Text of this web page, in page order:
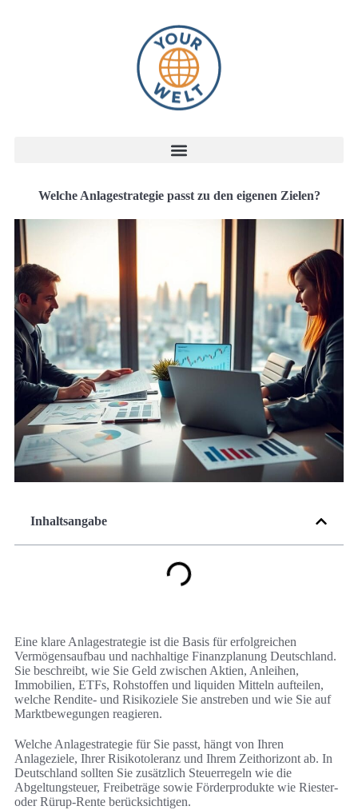
Welche Anlagestrategie passt zu den eigenen Zielen?
Inhaltsangabe
Eine klare Anlagestrategie ist die Basis für erfolgreichen
Vermögensaufbau und nachhaltige Finanzplanung Deutschland.
Sie beschreibt, wie Sie Geld zwischen Aktien, Anleihen,
Immobilien, ETFs, Rohstoffen und liquiden Mitteln aufteilen,
welche Rendite- und Risikoziele Sie anstreben und wie Sie auf
Marktbewegungen reagieren.
Welche Anlagestrategie für Sie passt, hängt von Ihren
Anlageziele, Ihrer Risikotoleranz und Ihrem Zeithorizont ab. In
Deutschland sollten Sie zusätzlich Steuerregeln wie die
Abgeltungsteuer, Freibeträge sowie Förderprodukte wie Riester-
oder Rürup-Rente berücksichtigen.